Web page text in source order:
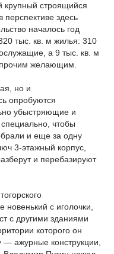
крупный строящийся
перспективе здесь
началось год
тыс. кв. м жилья: 310
а 9 тыс. кв. м
прочим желающим.
но и
опробуются
убыстряющие и
чтобы
и еще за одну
3-этажный корпус,
и перебазируют
новенький с иголочки,
с другими зданиями
которого он
ажурные конструкции,